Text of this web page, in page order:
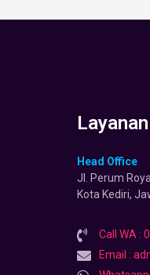
Head Office
Jl. Perum
Kota Kediri,
Call WA :
Email :